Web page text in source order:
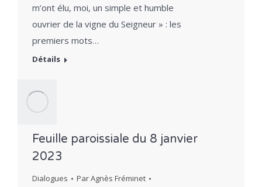
m’ont élu, moi, un simple et humble
ouvrier de la vigne du Seigneur » : les
premiers mots…
Détails
Feuille paroissiale du 8 janvier
2023
Dialogues ParAgnès Fréminet